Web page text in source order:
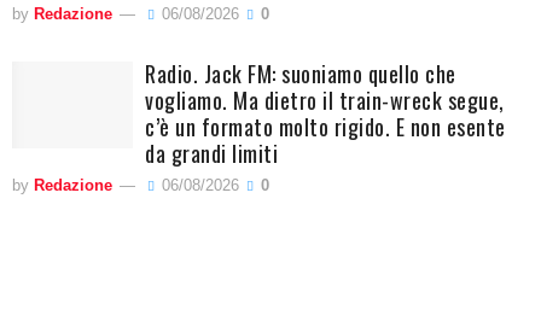
by Redazione 06/08/2026 0
Radio. Jack FM: suoniamo quello che
vogliamo. Ma dietro il train-wreck segue,
c’è un formato molto rigido. E non esente
da grandi limiti
by Redazione 06/08/2026 0